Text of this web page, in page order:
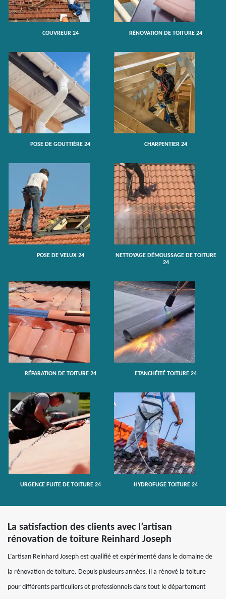
COUVREUR 24 RÉNOVATION DE TOITURE 24
POSE DE GOUTTIÈRE 24 CHARPENTIER 24
POSE DE VELUX 24
NETTOYAGE DÉMOUSSAGE DE TOITURE
24
RÉPARATION DE TOITURE 24 ETANCHÉITÉ TOITURE 24
URGENCE FUITE DE TOITURE 24 HYDROFUGE TOITURE 24
La satisfaction des clients avec l’artisan
rénovation de toiture Reinhard Joseph
L’artisan Reinhard Joseph est qualifié et expérimenté dans le domaine de
la rénovation de toiture. Depuis plusieurs années, il a rénové la toiture
pour différents particuliers et professionnels dans tout le département